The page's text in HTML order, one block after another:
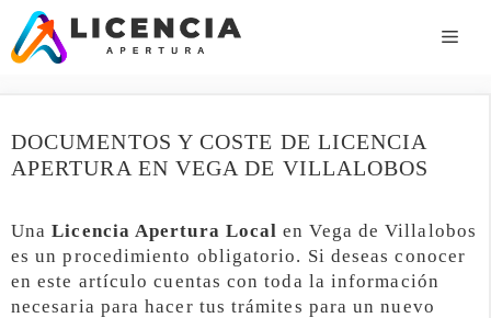
Saltar
contenido
DOCUMENTOS Y COSTE DE LICENCIA
APERTURA EN VEGA DE VILLALOBOS
UnaLicencia Apertura Local en Vega de Villalobos
es un procedimiento obligatorio. Si deseas conocer
en este artículo cuentas con toda la información
necesaria para hacer tus trámites para un nuevo